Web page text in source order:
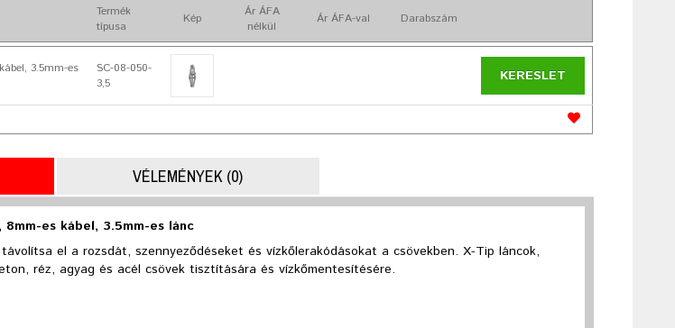
Termék
típusa
Kép
Ár ÁFA
nélkül
Ár ÁFA-val Darabszám
3.5mm-es
SC-08-050-
3,5
KERESLET
VÉLEMÉNYEK (0)
es kábel, 3.5mm-es lánc
el a rozsdát, szennyeződéseket és vízkőlerakódásokat a csövekben. X-Tip láncok,
réz, agyag és acél csövek tisztítására és vízkőmentesítésére.